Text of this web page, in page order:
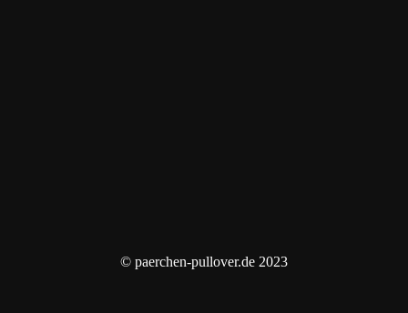
© paerchen-pullover.de 2023